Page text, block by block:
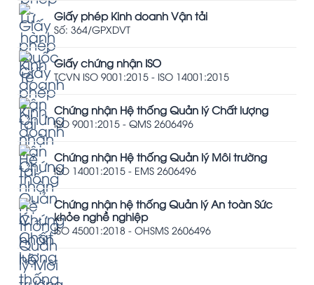
Giấy phép Kinh doanh Vận tải
Số: 364/GPXDVT
Giấy chứng nhận ISO
TCVN ISO 9001:2015 - ISO 14001:2015
Chứng nhận Hệ thống Quản lý Chất lượng
ISO 9001:2015 - QMS 2606496
Chứng nhận Hệ thống Quản lý Môi trường
ISO 14001:2015 - EMS 2606496
Chứng nhận hệ thống Quản lý An toàn Sức
khỏe nghề nghiệp
ISO 45001:2018 - OHSMS 2606496